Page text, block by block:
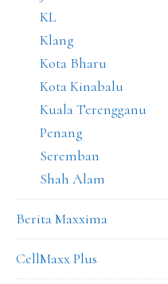
KL
Klang
Kota Bharu
Kota Kinabalu
Kuala Terengganu
Penang
Seremban
Shah Alam
Berita Maxxima
CellMaxx Plus